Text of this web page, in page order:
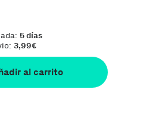
5 días
3,99€
al carrito